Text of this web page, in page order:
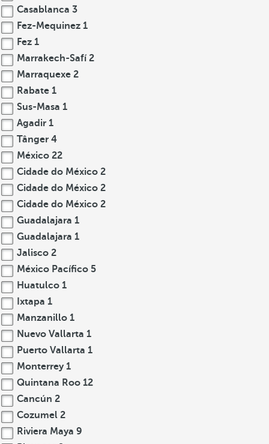
Casablanca 3
Fez-Mequinez 1
Fez 1
Marrakech-Safí2
Marraquexe 2
Rabate 1
Sus-Masa 1
Agadir 1
Tânger 4
México 22
Cidade do México 2
Cidade do México 2
Cidade do México 2
Guadalajara 1
Guadalajara 1
Jalisco 2
México Pacífico 5
Huatulco 1
Ixtapa 1
Manzanillo 1
Nuevo Vallarta 1
Puerto Vallarta 1
Monterrey 1
Quintana Roo 12
Cancún 2
Cozumel 2
Riviera Maya 9